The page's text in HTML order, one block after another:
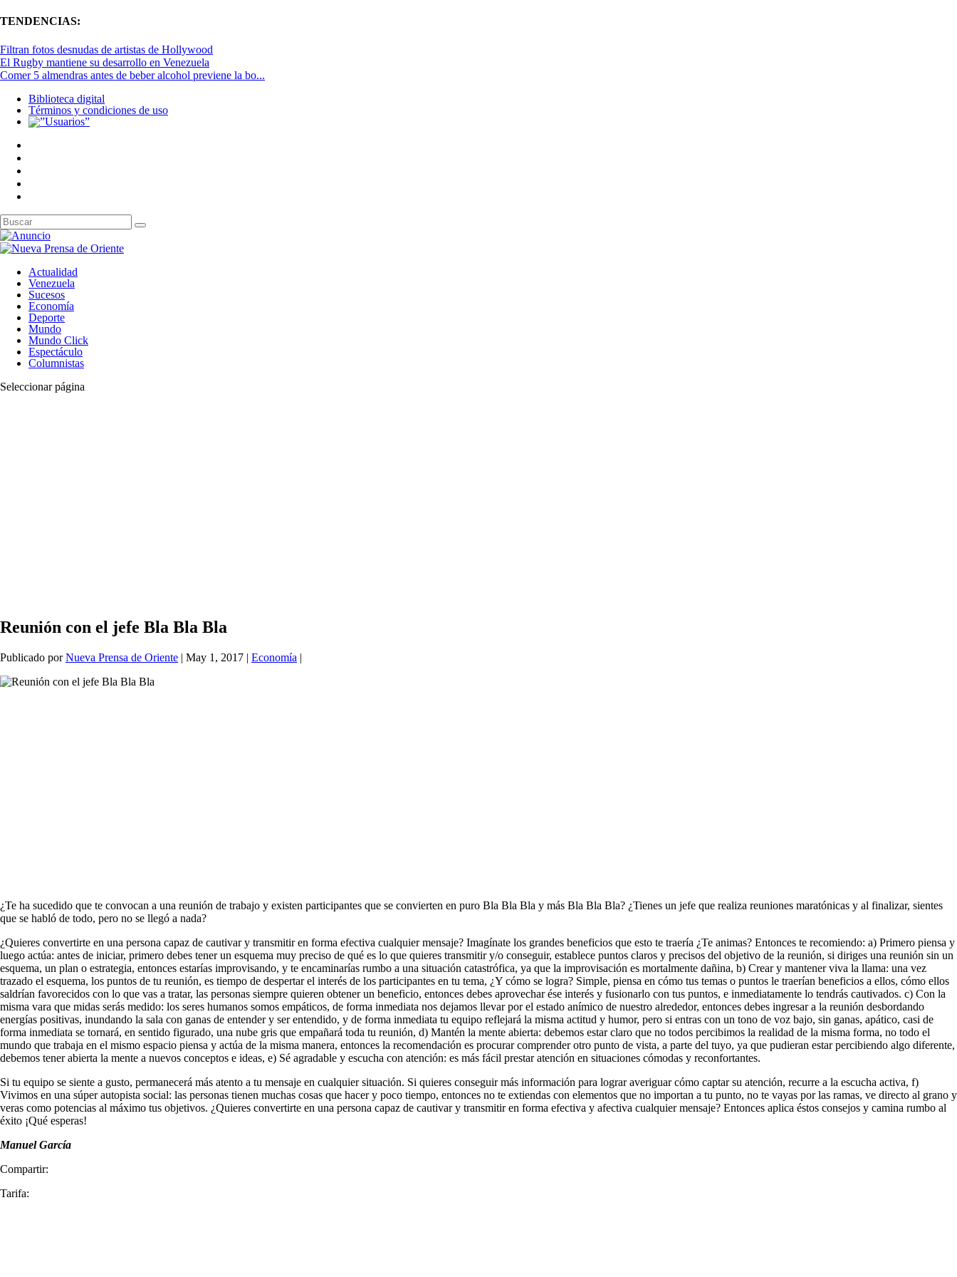
TENDENCIAS:
Filtran fotos desnudas de artistas de Hollywood
El Rugby mantiene su desarrollo en Venezuela
Comer 5 almendras antes de beber alcohol previene la bo...
Biblioteca digital
Términos y condiciones de uso
Actualidad
Venezuela
Sucesos
Economía
Deporte
Mundo
Mundo Click
Espectáculo
Columnistas
Seleccionar página
Reunión con el jefe Bla Bla Bla
Publicado porNueva Prensa de Oriente | May 1, 2017 | Economía |
¿Te ha sucedido que te convocan a una reunión de trabajo y existen participantes que se convierten en puro Bla Bla Bla y más Bla Bla Bla? ¿Tienes un jefe que realiza reuniones maratónicas y al finalizar, sientes
que se habló de todo, pero no se llegó a nada?
¿Quieres convertirte en una persona capaz de cautivar y transmitir en forma efectiva cualquier mensaje? Imagínate los grandes beneficios que esto te traería ¿Te animas? Entonces te recomiendo: a) Primero piensa y
luego actúa: antes de iniciar, primero debes tener un esquema muy preciso de qué es lo que quieres transmitir y/o conseguir, establece puntos claros y precisos del objetivo de la reunión, si diriges una reunión sin un
esquema, un plan o estrategia, entonces estarías improvisando, y te encaminarías rumbo a una situación catastrófica, ya que la improvisación es mortalmente dañina, b) Crear y mantener viva la llama: una vez
trazado el esquema, los puntos de tu reunión, es tiempo de despertar el interés de los participantes en tu tema, ¿Y cómo se logra? Simple, piensa en cómo tus temas o puntos le traerían beneficios a ellos, cómo ellos
saldrían favorecidos con lo que vas a tratar, las personas siempre quieren obtener un beneficio, entonces debes aprovechar ése interés y fusionarlo con tus puntos, e inmediatamente lo tendrás cautivados. c) Con la
misma vara que midas serás medido: los seres humanos somos empáticos, de forma inmediata nos dejamos llevar por el estado anímico de nuestro alrededor, entonces debes ingresar a la reunión desbordando
energías positivas, inundando la sala con ganas de entender y ser entendido, y de forma inmediata tu equipo reflejará la misma actitud y humor, pero si entras con un tono de voz bajo, sin ganas, apático, casi de
forma inmediata se tornará, en sentido figurado, una nube gris que empañará toda tu reunión, d) Mantén la mente abierta: debemos estar claro que no todos percibimos la realidad de la misma forma, no todo el
mundo que trabaja en el mismo espacio piensa y actúa de la misma manera, entonces la recomendación es procurar comprender otro punto de vista, a parte del tuyo, ya que pudieran estar percibiendo algo diferente,
debemos tener abierta la mente a nuevos conceptos e ideas, e) Sé agradable y escucha con atención: es más fácil prestar atención en situaciones cómodas y reconfortantes.
Si tu equipo se siente a gusto, permanecerá más atento a tu mensaje en cualquier situación. Si quieres conseguir más información para lograr averiguar cómo captar su atención, recurre a la escucha activa, f)
Vivimos en una súper autopista social: las personas tienen muchas cosas que hacer y poco tiempo, entonces no te extiendas con elementos que no importan a tu punto, no te vayas por las ramas, ve directo al grano y
veras como potencias al máximo tus objetivos. ¿Quieres convertirte en una persona capaz de cautivar y transmitir en forma efectiva y afectiva cualquier mensaje? Entonces aplica éstos consejos y camina rumbo al
éxito ¡Qué esperas!
Manuel García
Compartir:
Tarifa: